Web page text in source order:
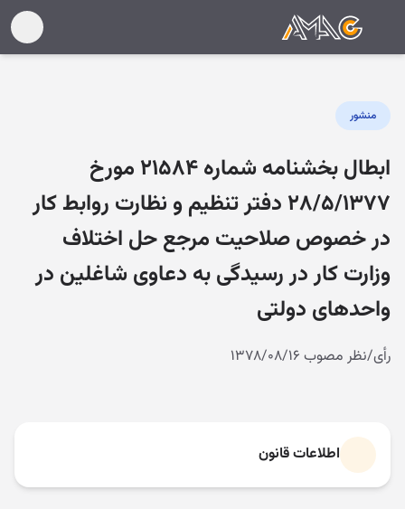
منشور
ابطال بخشنامه شماره ۲۱۵۸۴ مورخ
۲۸/۵/۱۳۷۷ دفتر تنظیم و نظارت رو‌ابط کار
در خصوص صلاحیت مرجع حل اختلاف
و‌زارت کار در رسیدگی به دعاو‌ی شاغلین در
و‌احدهای دو‌لتی
رأی/نظر مصوب ۱۳۷۸/۰۸/۱۶
اطلاعات قانون